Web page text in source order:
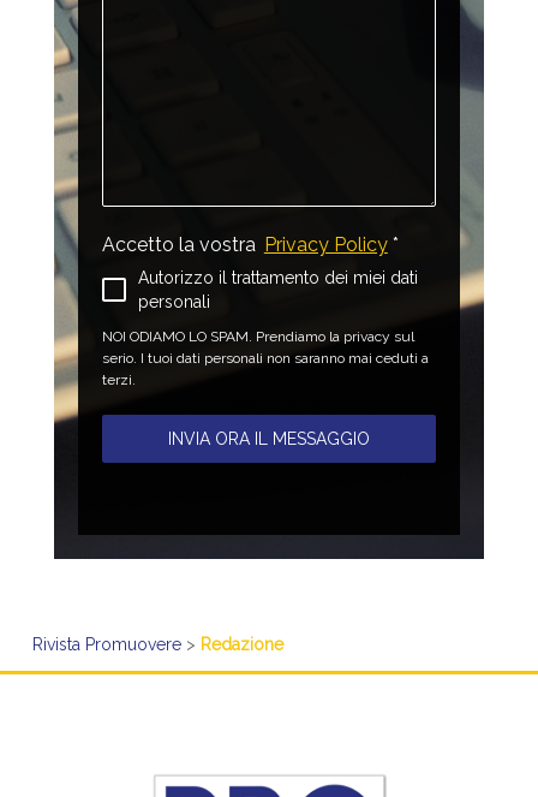
Accetto la vostra Privacy Policy *
Autorizzo il trattamento dei miei dati
personali
NOI ODIAMO LO SPAM. Prendiamo la privacy sul
serio. I tuoi dati personali non saranno mai ceduti a
terzi.
INVIA ORA IL MESSAGGIO
Rivista Promuovere> Redazione